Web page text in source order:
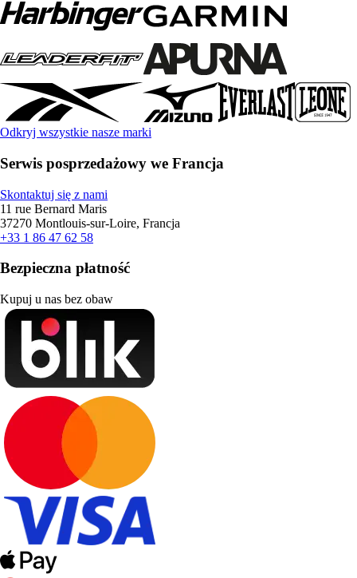
Odkryj wszystkie nasze marki
Serwis posprzedażowy we Francja
Skontaktuj się z nami
11 rue Bernard Maris
37270 Montlouis-sur-Loire, Francja
+33 1 86 47 62 58
Bezpieczna płatność
Kupuj u nas bez obaw